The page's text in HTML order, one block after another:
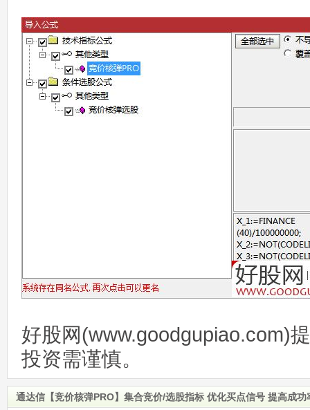
好股网(www.goodgupiao.com)
投资需谨慎。
通达信【竞价核弹PRO】集合竞价/选股指标 优化买点信号 提高成功